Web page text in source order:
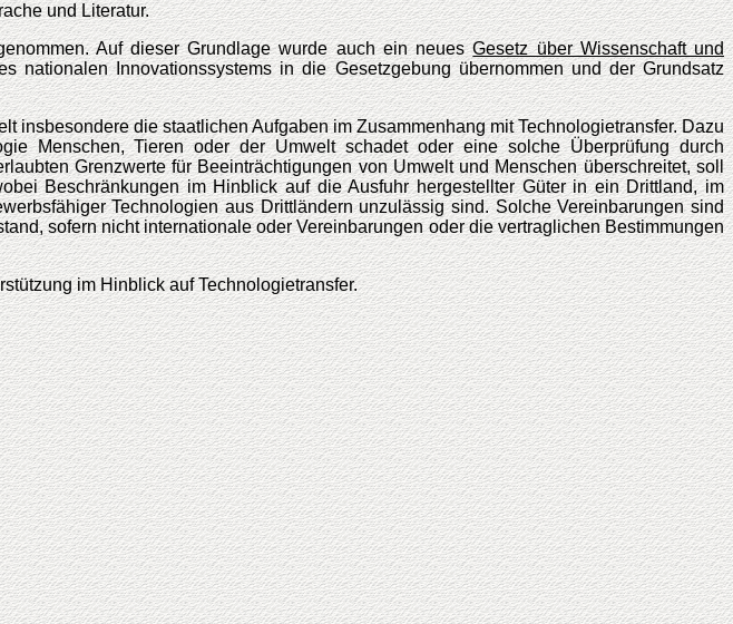
und Literatur.
Auf dieser Grundlage wurde auch ein neuesGesetz über Wissenschaft und
Innovationssystems in die Gesetzgebung übernommen und der Grundsatz
insbesondere die staatlichen Aufgaben im Zusammenhang mit Technologietransfer. Dazu
Menschen, Tieren oder der Umwelt schadet oder eine solche Überprüfung durch
Grenzwerte für Beeinträchtigungen von Umwelt und Menschen überschreitet, soll
Beschränkungen im Hinblick auf die Ausfuhr hergestellter Güter in ein Drittland, im
Technologien aus Drittländern unzulässig sind. Solche Vereinbarungen sind
sofern nicht internationale oder Vereinbarungen oder die vertraglichen Bestimmungen
im Hinblick auf Technologietransfer.